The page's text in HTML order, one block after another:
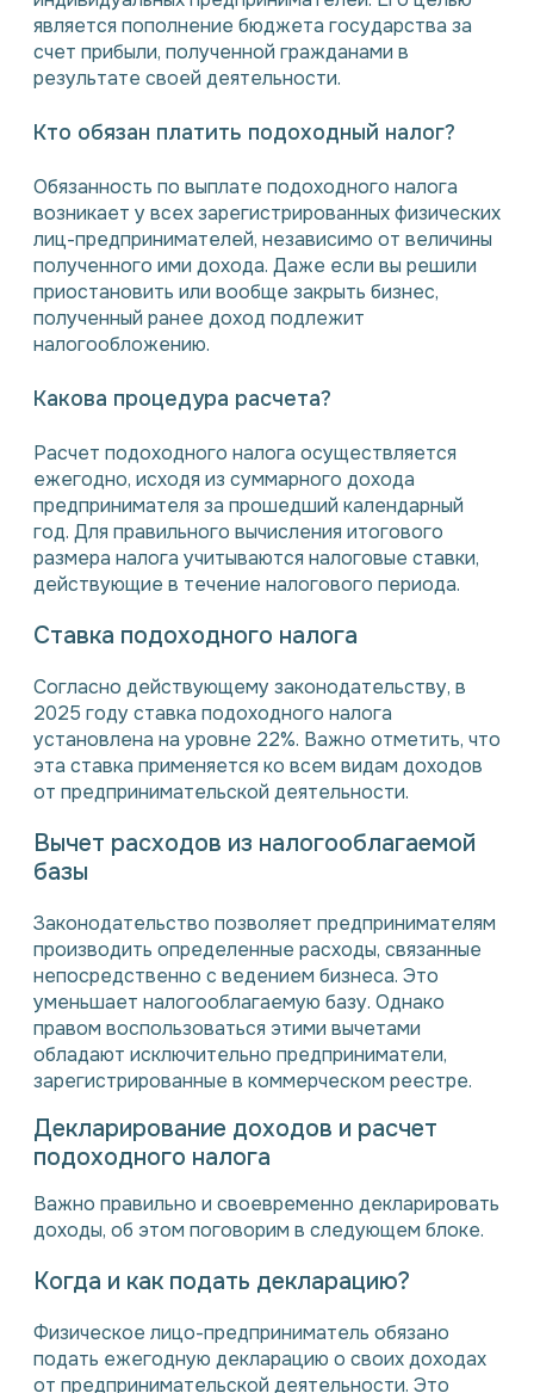
является пополнение бюджета государства за
счет прибыли, полученной гражданами в
результате своей деятельности.
Кто обязан платить подоходный налог?
Обязанность по выплате подоходного налога
возникает у всех зарегистрированных физических
лиц-предпринимателей, независимо от величины
полученного ими дохода. Даже если вы решили
приостановить или вообще закрыть бизнес,
полученный ранее доход подлежит
налогообложению.
Какова процедура расчета?
Расчет подоходного налога осуществляется
ежегодно, исходя из суммарного дохода
предпринимателя за прошедший календарный
год. Для правильного вычисления итогового
размера налога учитываются налоговые ставки,
действующие в течение налогового периода.
Ставка подоходного налога
Согласно действующему законодательству, в
2025 году ставка подоходного налога
установлена на уровне 22%. Важно отметить, что
эта ставка применяется ко всем видам доходов
от предпринимательской деятельности.
Вычет расходов из налогооблагаемой
базы
Законодательство позволяет предпринимателям
производить определенные расходы, связанные
непосредственно с ведением бизнеса. Это
уменьшает налогооблагаемую базу. Однако
правом воспользоваться этими вычетами
обладают исключительно предприниматели,
зарегистрированные в коммерческом реестре.
Декларирование доходов и расчет
подоходного налога
Важно правильно и своевременно декларировать
доходы, об этом поговорим в следующем блоке.
Когда и как подать декларацию?
Физическое лицо-предприниматель обязано
подать ежегодную декларацию о своих доходах
от предпринимательской деятельности. Это